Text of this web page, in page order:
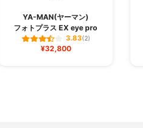
YA-MAN(ヤーマン)
フォトプラス EX eye pro
3.83(2)
¥32,800